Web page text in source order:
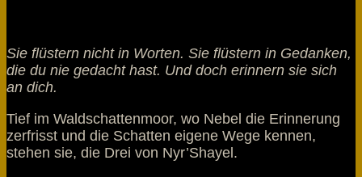
Sie flüstern nicht in Worten. Sie flüstern in Gedanken,
die du nie gedacht hast. Und doch erinnern sie sich
an dich.
Tief im Waldschattenmoor, wo Nebel die Erinnerung
zerfrisst und die Schatten eigene Wege kennen,
stehen sie, die Drei von Nyr’Shayel.